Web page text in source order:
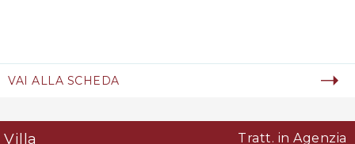
VAI ALLA SCHEDA
Villa Tratt. in Agenzia